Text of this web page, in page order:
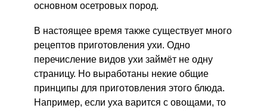
основном осетровых пород.
В настоящее время также существует много
рецептов приготовления ухи. Одно
перечисление видов ухи займёт не одну
страницу. Но выработаны некие общие
принципы для приготовления этого блюда.
Например, если уха варится с овощами, то